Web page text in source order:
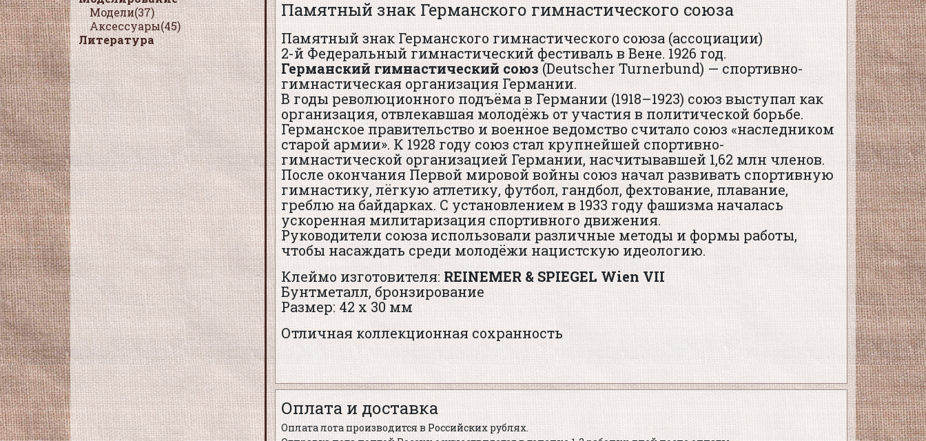
Модели(37)
Аксессуары(45)
Литература
Памятный знак Германского гимнастического союза
Памятный знак Германского гимнастического союза (ассоциации)
2-й Федеральный гимнастический фестиваль в Вене. 1926 год.
Германский гимнастический союз (Deutscher Turnerbund) — спортивно-
гимнастическая организация Германии.
В годы революционного подъёма в Германии (1918–1923) союз выступал как
организация, отвлекавшая молодёжь от участия в политической борьбе.
Германское правительство и военное ведомство считало союз «наследником
старой армии». К 1928 году союз стал крупнейшей спортивно-
гимнастической организацией Германии, насчитывавшей 1,62 млн членов.
После окончания Первой мировой войны союз начал развивать спортивную
гимнастику, лёгкую атлетику, футбол, гандбол, фехтование, плавание,
греблю на байдарках. С установлением в 1933 году фашизма началась
ускоренная милитаризация спортивного движения.
Руководители союза использовали различные методы и формы работы,
чтобы насаждать среди молодёжи нацистскую идеологию.
Клеймо изготовителя: REINEMER & SPIEGEL Wien VII
Бунтметалл, бронзирование
Размер: 42 х 30 мм
Отличная коллекционная сохранность
Оплата и доставка
Оплата лота производится в Российских рублях.